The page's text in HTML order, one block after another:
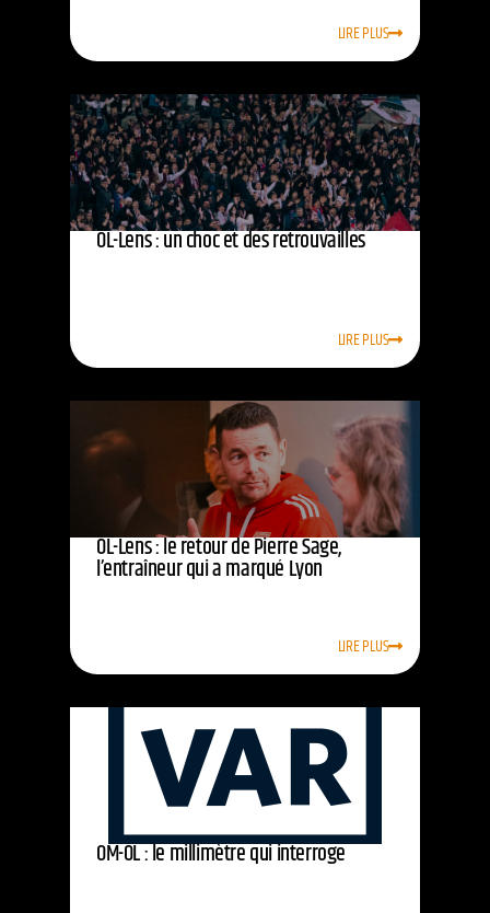
LIRE PLUS
OL-Lens : un choc et des retrouvailles
LIRE PLUS
OL-Lens : le retour de Pierre Sage,
l’entraîneur qui a marqué Lyon
LIRE PLUS
OM-OL : le millimètre qui interroge